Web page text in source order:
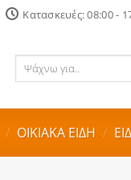
Κατασκευές: 08:00 -
Ψάχνω
/ ΟΙΚΙΑΚA ΕΙΔΗ /